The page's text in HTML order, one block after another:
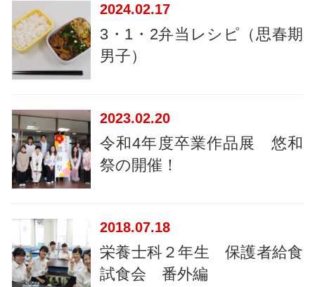
2024 02.17
3・1・2弁当レシピ（思春期
男子）
2023 02.20
令和4年度卒業作品展 悠和
祭の開催！
2018 07.18
栄養士科２年生 保護者給食
試食会 番外編